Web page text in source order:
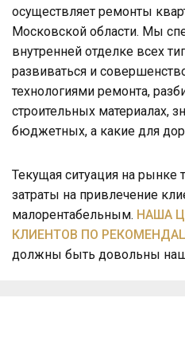
осуществляет ремонты
Московской области. Мы
внутренней отделке всех
развиваться и
технологиями ремонта,
строительных материалах,
бюджетных, а какие для
Текущая ситуация на рынке
затраты на привлечение
малорентабельным. НАША
КЛИЕНТОВ ПО
должны быть довольны